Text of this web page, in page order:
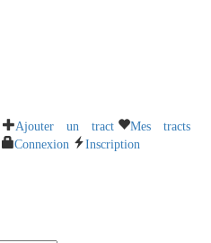
Ajouter un tract
Mes tracts
Connexion
Inscription